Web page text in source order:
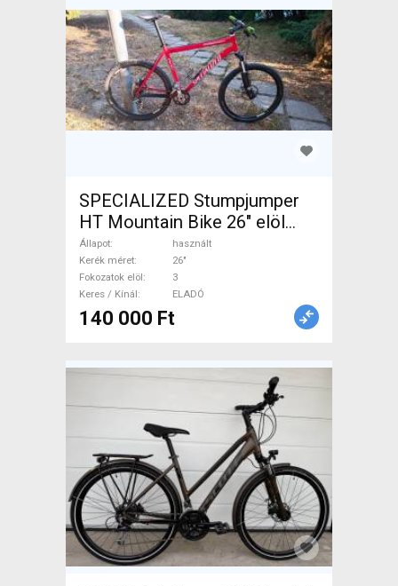
SPECIALIZED Stumpjumper
HT Mountain Bike 26" elöl
teleszkópos használt ELADÓ
Állapot
használt
Kerék méret
26"
Fokozatok elöl
3
Keres / Kínál
ELADÓ
140 000 Ft